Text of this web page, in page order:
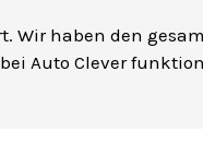
haben den
Auto Clever